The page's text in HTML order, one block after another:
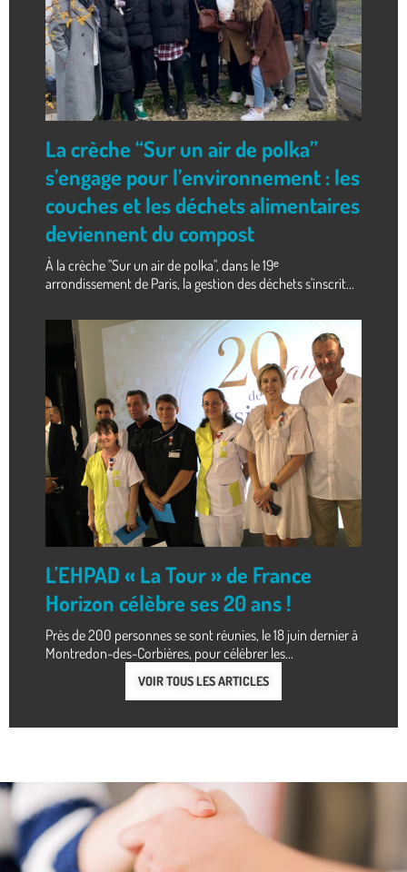
La crèche “Sur un air de polka”
s’engage pour l’environnement : les
couches et les déchets alimentaires
deviennent du compost
À la crèche "Sur un air de polka", dans le 19ᵉ
arrondissement de Paris, la gestion des déchets s'inscrit...
L'EHPAD « La Tour » de France
Horizon célèbre ses 20 ans !
Près de 200 personnes se sont réunies, le 18 juin dernier à
Montredon-des-Corbières, pour célébrer les...
VOIR TOUS LES ARTICLES